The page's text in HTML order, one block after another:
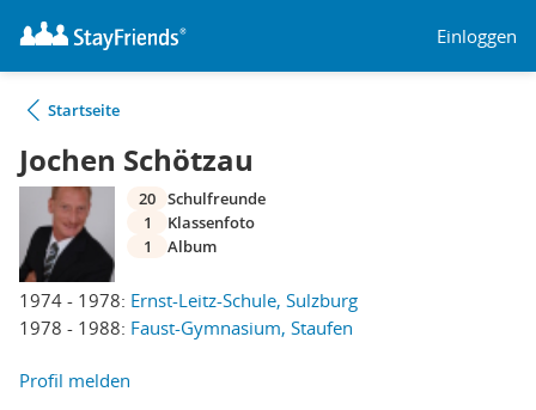
Einloggen
Startseite
Jochen Schötzau
1974 - 1978: Ernst-Leitz-Schule, Sulzburg
1978 - 1988: Faust-Gymnasium, Staufen
20 Schulfreunde
1
Klassenfoto
1
Album
Profil melden